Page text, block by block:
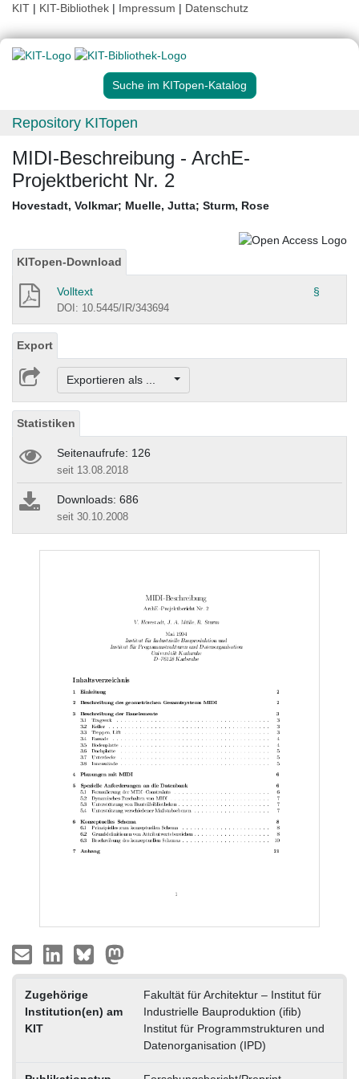
KIT | KIT-Bibliothek | Impressum | Datenschutz
Suche im KITopen-Katalog
Repository KITopen
MIDI-Beschreibung - ArchE-
Projektbericht Nr. 2
Hovestadt, Volkmar; Muelle, Jutta; Sturm, Rose
KITopen-Download
Volltext §
DOI: 10.5445/IR/343694
Export
Exportieren als ...
Statistiken
Seitenaufrufe: 126
seit 13.08.2018
Downloads: 686
seit 30.10.2008
Zugehörige
Institution(en) am
KIT
Fakultät für Architektur – Institut für
Industrielle Bauproduktion (ifib)
Institut für Programmstrukturen und
Datenorganisation (IPD)